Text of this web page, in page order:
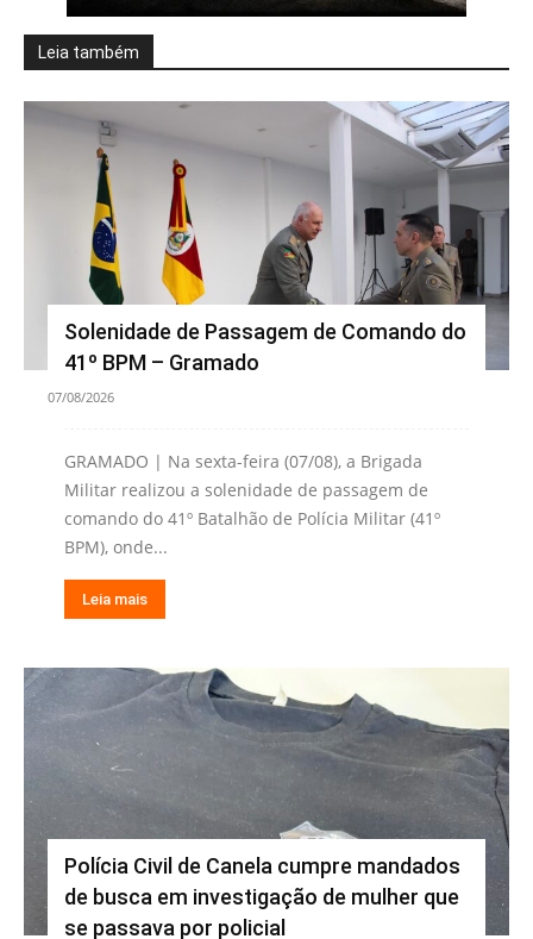
Leia também
Solenidade de Passagem de Comando do
41º BPM – Gramado
07/08/2026
GRAMADO | Na sexta-feira (07/08), a Brigada
Militar realizou a solenidade de passagem de
comando do 41º Batalhão de Polícia Militar (41º
BPM), onde...
Leia mais
Polícia Civil de Canela cumpre mandados
de busca em investigação de mulher que
se passava por policial